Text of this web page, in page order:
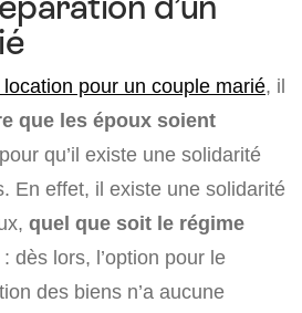
pour un couple marié, il
que les époux soient
qu’il existe une solidarité
En effet, il existe une solidarité
quel que soit le régime
: dès lors, l’option pour le
des biens n’a aucune